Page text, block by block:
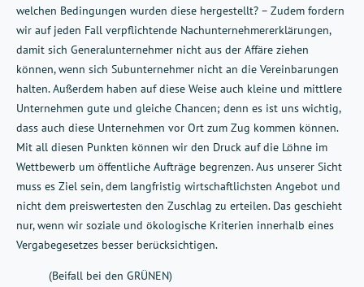
welchen Bedingungen wurden diese hergestellt? – Zudem fordern
wir auf jeden Fall verpflichtende Nachunternehmererklärungen,
damit sich Generalunternehmer nicht aus der Affäre ziehen
können, wenn sich Subunternehmer nicht an die Vereinbarungen
halten. Außerdem haben auf diese Weise auch kleine und mittlere
Unternehmen gute und gleiche Chancen; denn es ist uns wichtig,
dass auch diese Unternehmen vor Ort zum Zug kommen können.
Mit all diesen Punkten können wir den Druck auf die Löhne im
Wettbewerb um öffentliche Aufträge begrenzen. Aus unserer Sicht
muss es Ziel sein, dem langfristig wirtschaftlichsten Angebot und
nicht dem preiswertesten den Zuschlag zu erteilen. Das geschieht
nur, wenn wir soziale und ökologische Kriterien innerhalb eines
Vergabegesetzes besser berücksichtigen.
(Beifall bei den GRÜNEN)